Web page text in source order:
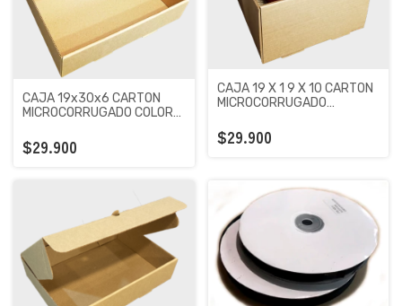
CAJA 19x30x6 CARTON
MICROCORRUGADO COLOR
$29.900
CAJA 19 X 1 9 X 10 CARTON
MICROCORRUGADO
UNIDADES
$29.900